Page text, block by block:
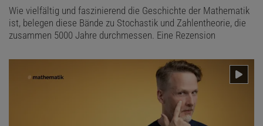
Wie vielfältig und faszinierend die Geschichte der Mathematik
ist, belegen diese Bände zu Stochastik und Zahlentheorie, die
zusammen 5000 Jahre durchmessen. Eine Rezension